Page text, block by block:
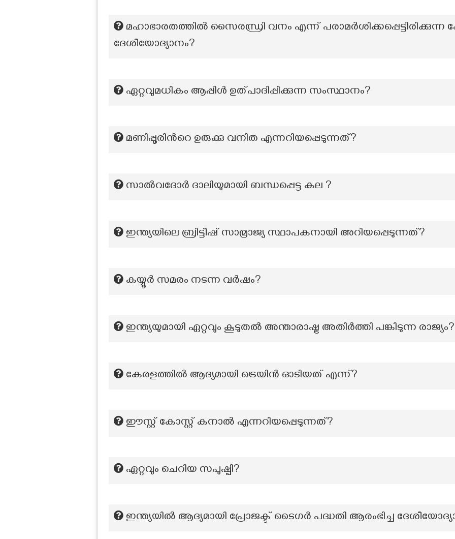
മഹാഭാരതത്തിൽ സൈരന്ധ്രി വനം എന്ന് പരാമർശിക്കപ്പെട്ടിരിക്കുന്ന
ദേശീയോദ്യാനം?
ഏറ്റവുമധികം ആപ്പിൾ ഉത്പാദിപ്പിക്കുന്ന സംസ്ഥാനം?
മണിപ്പൂരിന്‍റെ ഉരുക്കു വനിത എന്നറിയപ്പെടുന്നത്?
സാൽവദോർ ദാലിയുമായി ബന്ധപ്പെട്ട കല ?
ഇന്ത്യയിലെ ബ്രിട്ടീഷ് സാമ്രാജ്യ സ്ഥാപകനായി അറിയപ്പെടുന്നത്?
കയ്യൂർ സമരം നടന്ന വർഷം?
ഇന്ത്യയുമായി ഏറ്റവും കൂടുതൽ അന്താരാഷ്ട്ര അതിർത്തി പങ്കിടുന്ന രാജ്യം?
കേരളത്തിൽ ആദ്യമായി ട്രെയിൻ ഓടിയത് എന്ന്?
ഈസ്റ്റ് കോസ്റ്റ് കനാൽ എന്നറിയപ്പെടുന്നത്?
ഏറ്റവും ചെറിയ സപുഷ്പി?
ഇന്ത്യയിൽ ആദ്യമായി പ്രോജക്ട് ടൈഗർ പദ്ധതി ആരംഭിച്ച